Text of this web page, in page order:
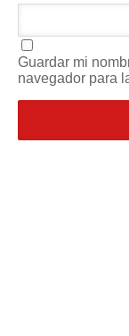
Guardar mi
navegador para